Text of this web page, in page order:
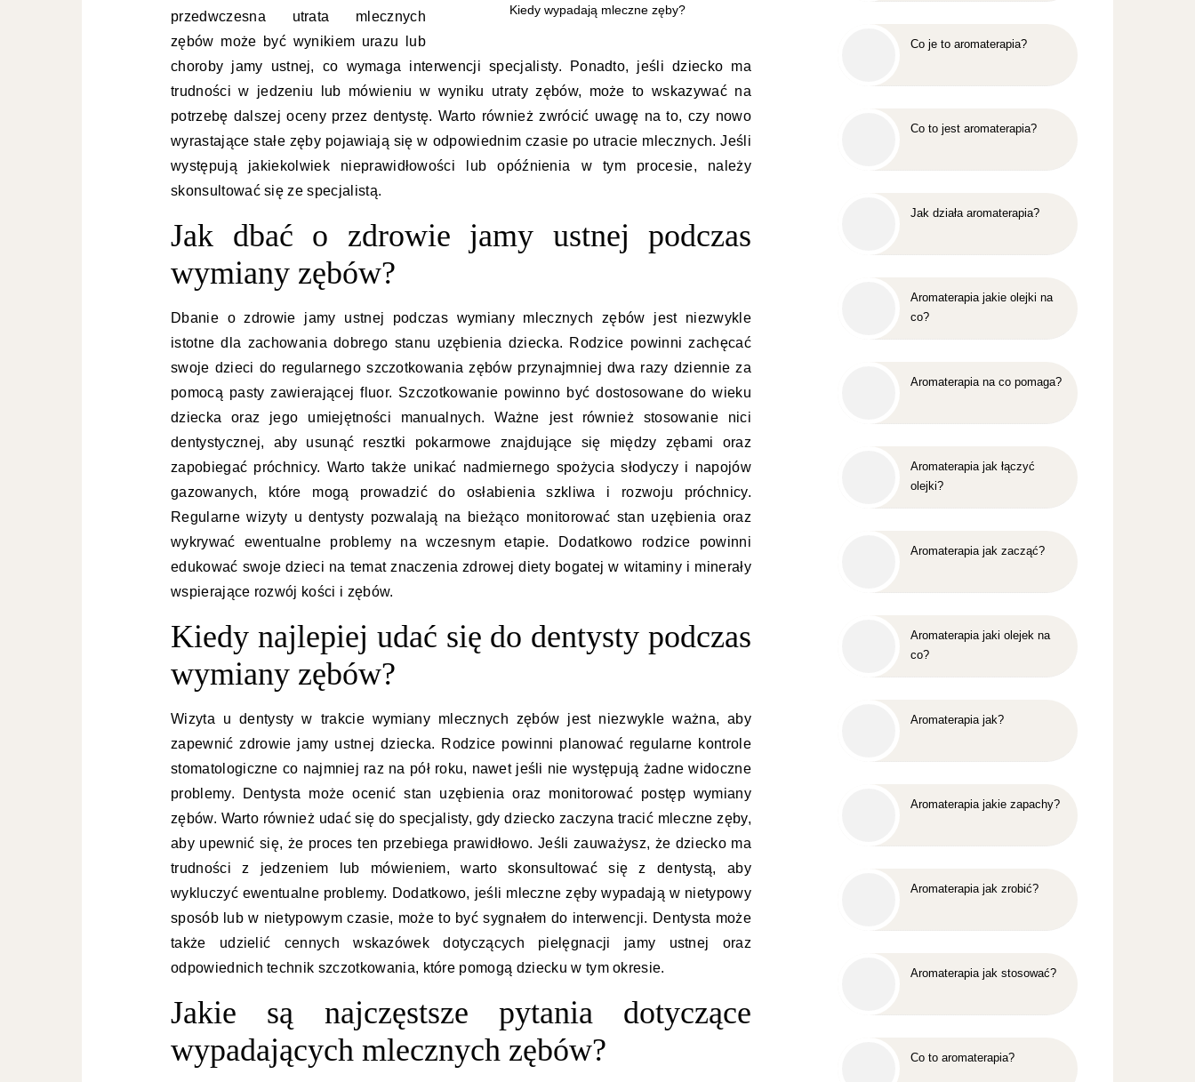
Kiedy wypadają mleczne zęby?
przedwczesna utrata mlecznych
zębów może być wynikiem urazu lub
choroby jamy ustnej, co wymaga interwencji specjalisty. Ponadto, jeśli dziecko ma
trudności w jedzeniu lub mówieniu w wyniku utraty zębów, może to wskazywać na
potrzebę dalszej oceny przez dentystę. Warto również zwrócić uwagę na to, czy nowo
wyrastające stałe zęby pojawiają się w odpowiednim czasie po utracie mlecznych. Jeśli
występują jakiekolwiek nieprawidłowości lub opóźnienia w tym procesie, należy
skonsultować się ze specjalistą.
Jak dbać o zdrowie jamy ustnej podczas
wymiany zębów?
Dbanie o zdrowie jamy ustnej podczas wymiany mlecznych zębów jest niezwykle
istotne dla zachowania dobrego stanu uzębienia dziecka. Rodzice powinni zachęcać
swoje dzieci do regularnego szczotkowania zębów przynajmniej dwa razy dziennie za
pomocą pasty zawierającej fluor. Szczotkowanie powinno być dostosowane do wieku
dziecka oraz jego umiejętności manualnych. Ważne jest również stosowanie nici
dentystycznej, aby usunąć resztki pokarmowe znajdujące się między zębami oraz
zapobiegać próchnicy. Warto także unikać nadmiernego spożycia słodyczy i napojów
gazowanych, które mogą prowadzić do osłabienia szkliwa i rozwoju próchnicy.
Regularne wizyty u dentysty pozwalają na bieżąco monitorować stan uzębienia oraz
wykrywać ewentualne problemy na wczesnym etapie. Dodatkowo rodzice powinni
edukować swoje dzieci na temat znaczenia zdrowej diety bogatej w witaminy i minerały
wspierające rozwój kości i zębów.
Kiedy najlepiej udać się do dentysty podczas
wymiany zębów?
Wizyta u dentysty w trakcie wymiany mlecznych zębów jest niezwykle ważna, aby
zapewnić zdrowie jamy ustnej dziecka. Rodzice powinni planować regularne kontrole
stomatologiczne co najmniej raz na pół roku, nawet jeśli nie występują żadne widoczne
problemy. Dentysta może ocenić stan uzębienia oraz monitorować postęp wymiany
zębów. Warto również udać się do specjalisty, gdy dziecko zaczyna tracić mleczne zęby,
aby upewnić się, że proces ten przebiega prawidłowo. Jeśli zauważysz, że dziecko ma
trudności z jedzeniem lub mówieniem, warto skonsultować się z dentystą, aby
wykluczyć ewentualne problemy. Dodatkowo, jeśli mleczne zęby wypadają w nietypowy
sposób lub w nietypowym czasie, może to być sygnałem do interwencji. Dentysta może
także udzielić cennych wskazówek dotyczących pielęgnacji jamy ustnej oraz
odpowiednich technik szczotkowania, które pomogą dziecku w tym okresie.
Jakie są najczęstsze pytania dotyczące
wypadających mlecznych zębów?
Co je to aromaterapia?
Co to jest aromaterapia?
Jak działa aromaterapia?
Aromaterapia jakie olejki na
co?
Aromaterapia na co pomaga?
Aromaterapia jak łączyć
olejki?
Aromaterapia jak zacząć?
Aromaterapia jaki olejek na
co?
Aromaterapia jak?
Aromaterapia jakie zapachy?
Aromaterapia jak zrobić?
Aromaterapia jak stosować?
Co to aromaterapia?